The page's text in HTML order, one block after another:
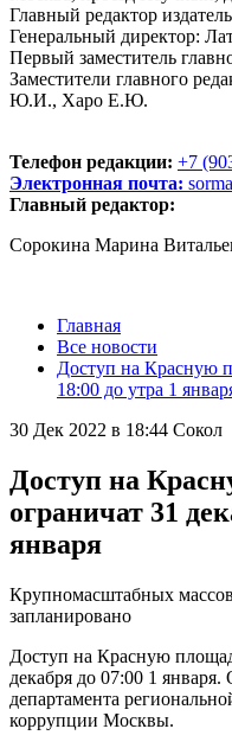
Главный редактор
Генеральный директор:
Первый заместитель
Заместители главного
Ю.И., Харо Е.Ю.
Телефон редакции: +7
Электронная почта:
Главный редактор:
Сорокина Марина
Главная
Все новости
Доступ на Красную
18:00 до утра 1
30 Дек 2022 в 18:44 Сокол
Доступ на
ограничат 31
января
Крупномасштабных
запланировано
Доступ на Красную
декабря до 07:00 1
департамента
коррупции Москвы.